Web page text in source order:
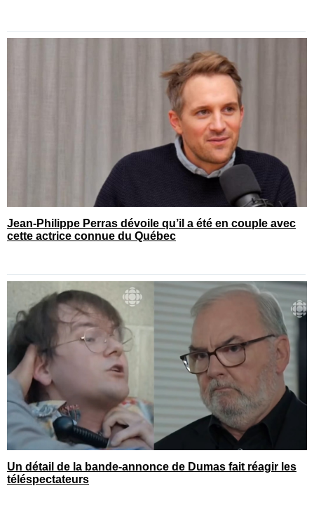
Jean-Philippe Perras dévoile qu’il a été en couple avec
cette actrice connue du Québec
Un détail de la bande-annonce de Dumas fait réagir les
téléspectateurs